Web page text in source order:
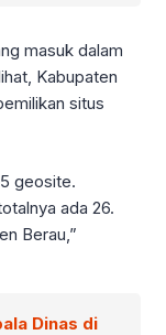
masuk dalam
Kabupaten
situs
geosite.
ada 26.
Berau,”
Dinas di